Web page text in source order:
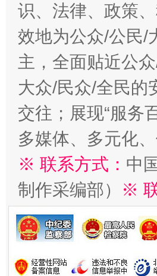
识、法律、政策
效地为公众/公民/
主，全面贴近公
大众/民众/全民的
交往；展现“服务
多媒体、多元化
※ 联系方式： 中
制作采编部）
※